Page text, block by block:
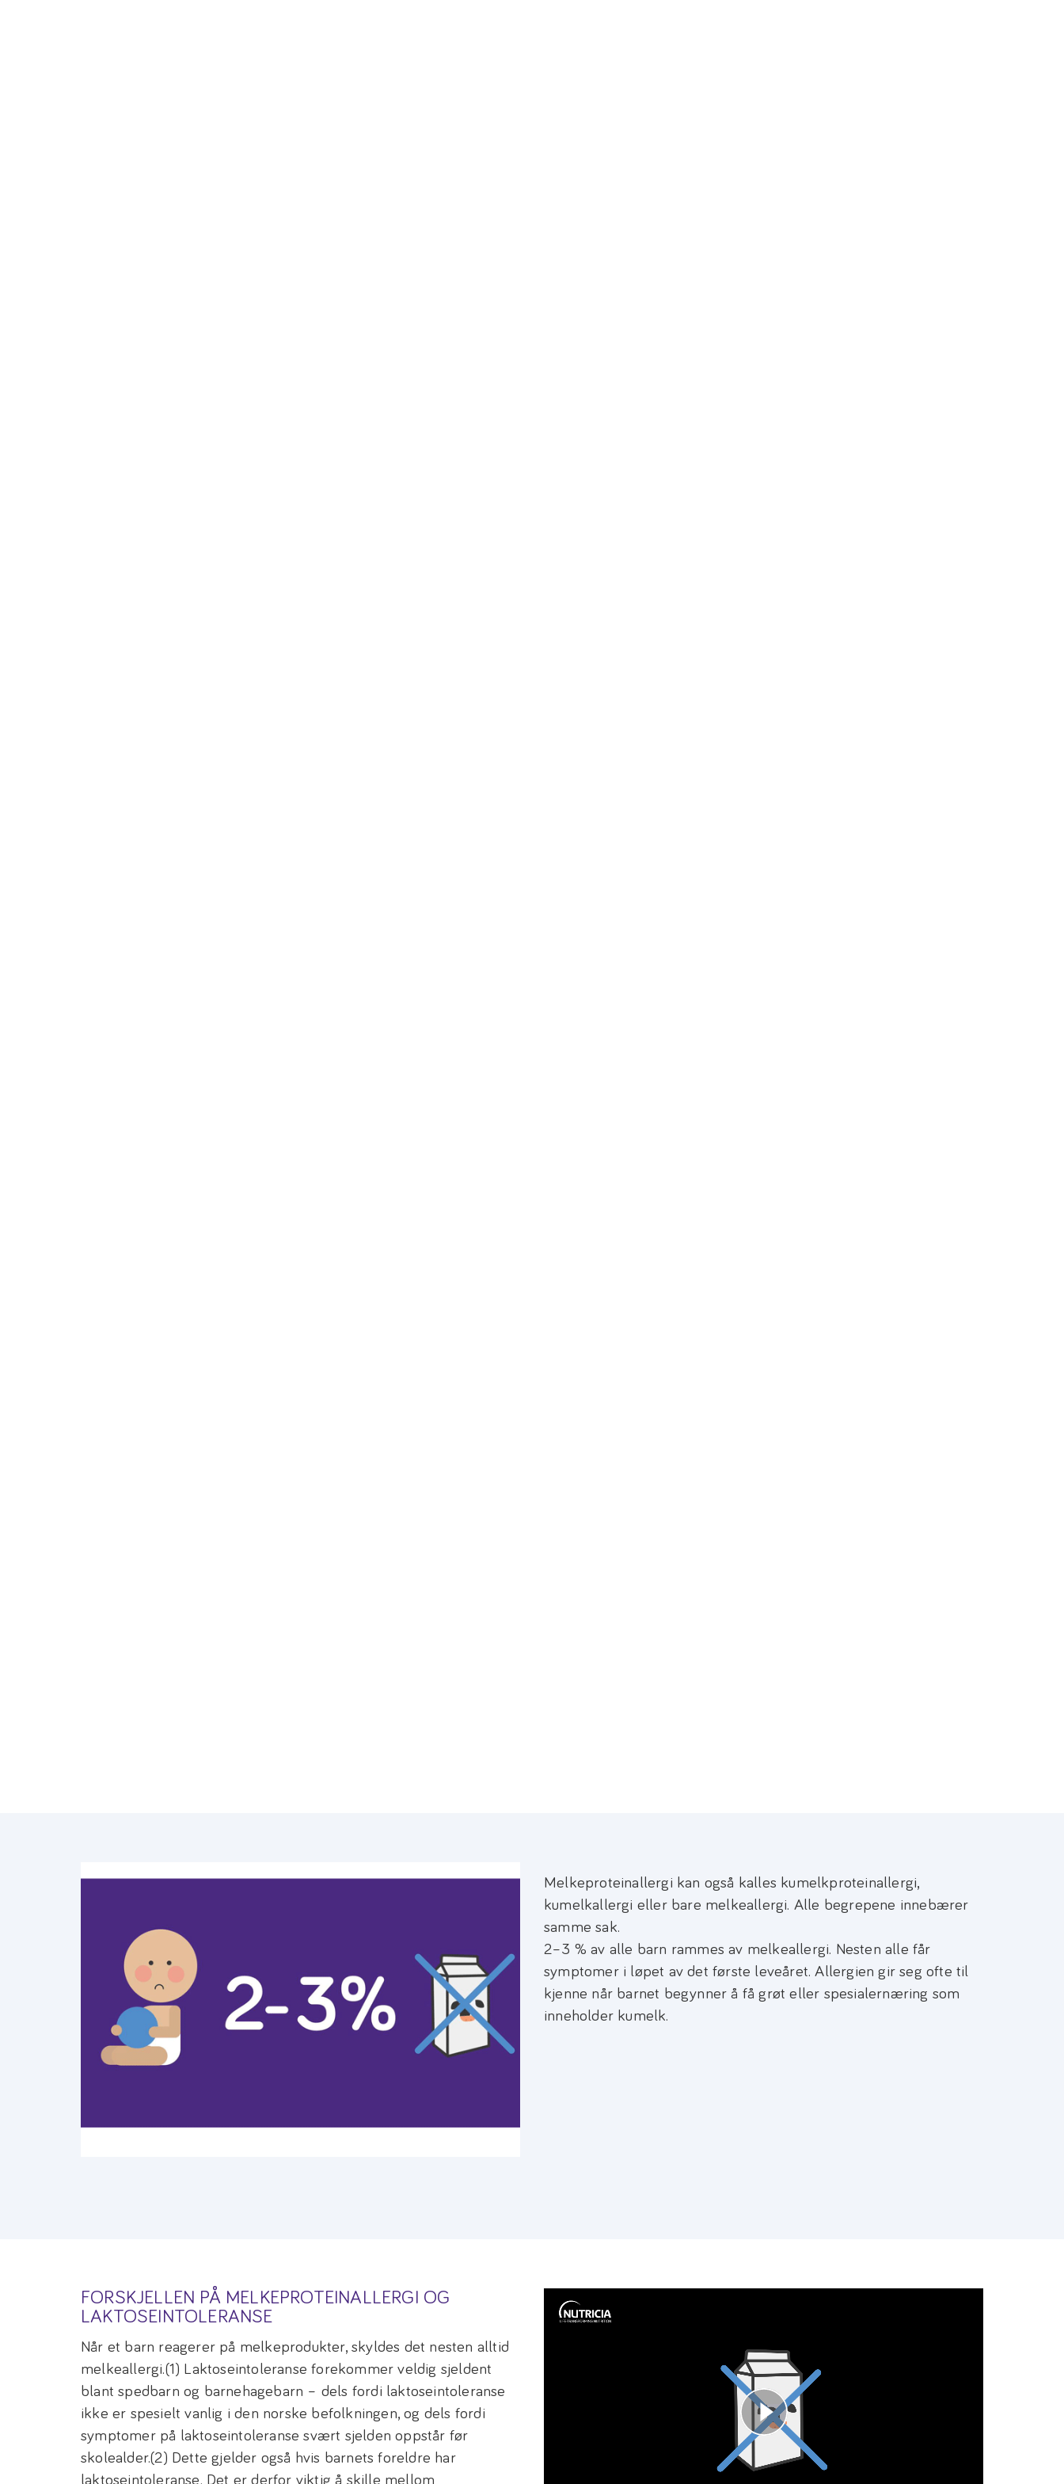
Melkeproteinallergi kan også kalles kumelkproteinallergi,
kumelkallergi eller bare melkeallergi. Alle begrepene innebærer
samme sak.
2–3 % av alle barn rammes av melkeallergi. Nesten alle får
symptomer i løpet av det første leveåret. Allergien gir seg ofte til
kjenne når barnet begynner å få grøt eller spesialernæring som
inneholder kumelk.
FORSKJELLEN PÅ MELKEPROTEINALLERGI OG
LAKTOSEINTOLERANSE
Når et barn reagerer på melkeprodukter, skyldes det nesten alltid
melkeallergi.(1) Laktoseintoleranse forekommer veldig sjeldent
blant spedbarn og barnehagebarn – dels fordi laktoseintoleranse
ikke er spesielt vanlig i den norske befolkningen, og dels fordi
symptomer på laktoseintoleranse svært sjelden oppstår før
skolealder.(2) Dette gjelder også hvis barnets foreldre har
laktoseintoleranse. Det er derfor viktig å skille mellom